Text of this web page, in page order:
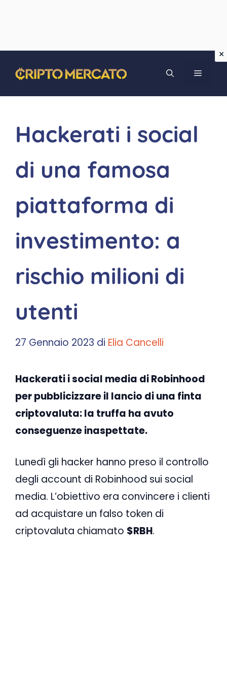
contenuto
MENU
Hackerati i social
di una famosa
piattaforma di
investimento: a
rischio milioni di
utenti
27 Gennaio 2023 di Elia Cancelli
Hackerati i social media di Robinhood
per pubblicizzare il lancio di una finta
criptovaluta: la truffa ha avuto
conseguenze inaspettate.
Lunedì gli hacker hanno preso il controllo
degli account di Robinhood sui social
media. L’obiettivo era convincere i clienti
ad acquistare un falso token di
criptovaluta chiamato $RBH.